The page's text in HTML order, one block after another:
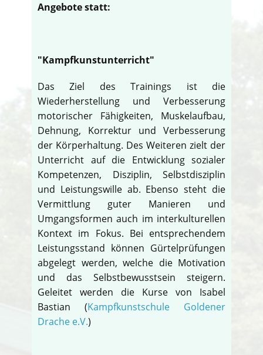
Angebote statt:
"Kampfkunstunterricht"
Das Ziel des Trainings ist die
Wiederherstellung und Verbesserung
motorischer Fähigkeiten, Muskelaufbau,
Dehnung, Korrektur und Verbesserung
der Körperhaltung. Des Weiteren zielt der
Unterricht auf die Entwicklung sozialer
Kompetenzen, Disziplin, Selbstdisziplin
und Leistungswille ab. Ebenso steht die
Vermittlung guter Manieren und
Umgangsformen auch im interkulturellen
Kontext im Fokus. Bei entsprechendem
Leistungsstand können Gürtelprüfungen
abgelegt werden, welche die Motivation
und das Selbstbewusstsein steigern.
Geleitet werden die Kurse von Isabel
Bastian (Kampfkunstschule Goldener
Drache e.V.)